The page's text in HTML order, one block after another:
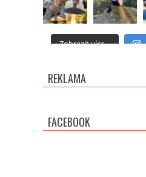
Zobrazit více...
REKLAMA
FACEBOOK